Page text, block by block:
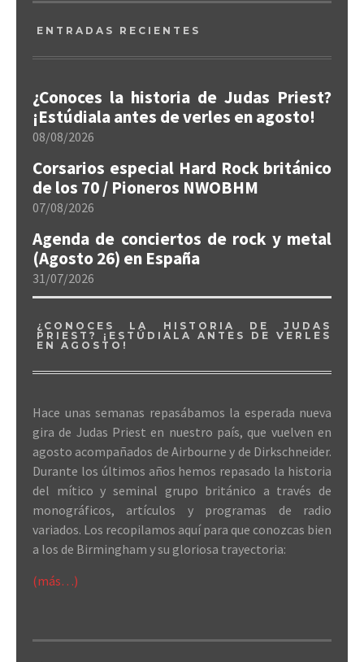
ENTRADAS RECIENTES
¿Conoces la historia de Judas Priest?
¡Estúdiala antes de verles en agosto!
08/08/2026
Corsarios especial Hard Rock británico
de los 70 / Pioneros NWOBHM
07/08/2026
Agenda de conciertos de rock y metal
(Agosto 26) en España
31/07/2026
¿CONOCES LA HISTORIA DE JUDAS
PRIEST? ¡ESTÚDIALA ANTES DE VERLES
EN AGOSTO!
Hace unas semanas repasábamos la esperada nueva
gira de Judas Priest en nuestro país, que vuelven en
agosto acompañados de Airbourne y de Dirkschneider.
Durante los últimos años hemos repasado la historia
del mítico y seminal grupo británico a través de
monográficos, artículos y programas de radio
variados. Los recopilamos aquí para que conozcas bien
a los de Birmingham y su gloriosa trayectoria:
(más…)